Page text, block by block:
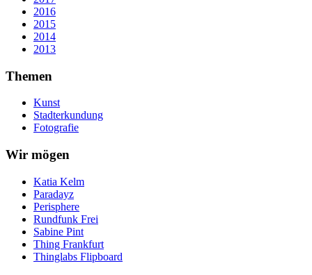
2016
2015
2014
2013
Themen
Kunst
Stadterkundung
Fotografie
Wir mögen
Katia Kelm
Paradayz
Perisphere
Rundfunk Frei
Sabine Pint
Thing Frankfurt
Thinglabs Flipboard